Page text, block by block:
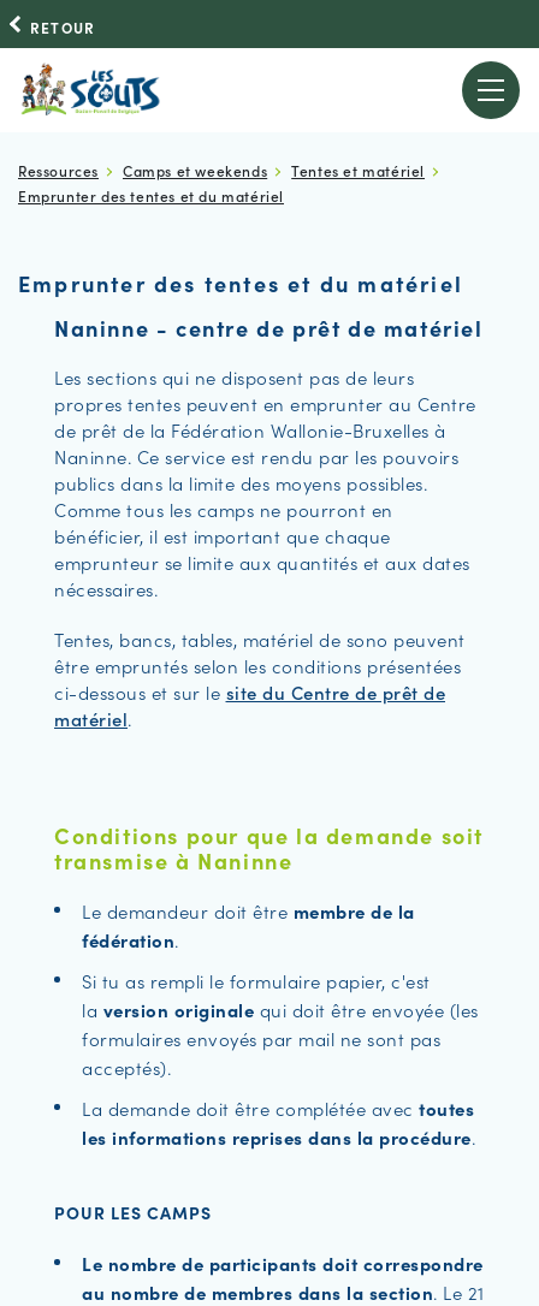
RETOUR
Ressources Camps et weekends
Tentes et matériel
Emprunter des tentes et du matériel
Emprunter des tentes et du matériel
Naninne - centre de prêt de matériel
Les sections qui ne disposent pas de leurs
propres tentes peuvent en emprunter au Centre
de prêt de la Fédération Wallonie-Bruxelles à
Naninne. Ce service est rendu par les pouvoirs
publics dans la limite des moyens possibles.
Comme tous les camps ne pourront en
bénéficier, il est important que chaque
emprunteur se limite aux quantités et aux dates
nécessaires.
Tentes, bancs, tables, matériel de sono peuvent
être empruntés selon les conditions présentées
ci-dessous et sur le site du Centre de prêt de
matériel.
Conditions pour que la demande soit
transmise à Naninne
Le demandeur doit être membre de la
fédération.
Si tu as rempli le formulaire papier, c'est
la version originale qui doit être envoyée (les
formulaires envoyés par mail ne sont pas
acceptés).
La demande doit être complétée avec toutes
les informations reprises dans la procédure.
POUR LES CAMPS
Le nombre de participants doit correspondre
au nombre de membres dans la section. Le 21